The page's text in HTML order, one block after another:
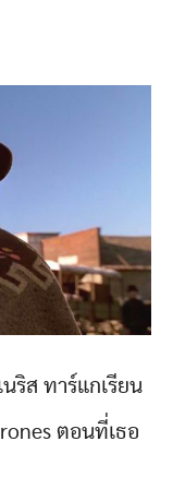
ริส ทาร์แกเรียน
ตอนที่เธอ